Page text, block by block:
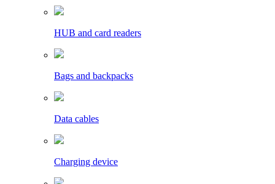
HUB and card readers
Bags and backpacks
Data cables
Charging device